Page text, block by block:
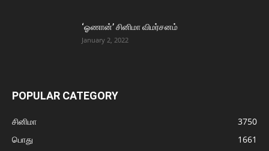
‘ஓணான்’ சினிமா விமர்சனம்
January 2, 2022
POPULAR CATEGORY
சினிமா
3750
பொது
1661